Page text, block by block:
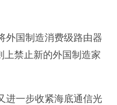
外国制造消费级路由器
禁止新的外国制造家
进一步收紧海底通信光